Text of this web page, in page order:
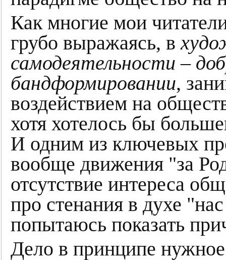
Как многие мои
грубо выражаясь, в
самодеятельности –
бандформировании,
воздействием на
хотя хотелось бы
И одним из ключевых
вообще движения "за
отсутствие интереса
про стенания в духе
попытаюсь показать
Дело в принципе